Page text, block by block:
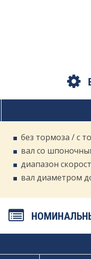
без тормоза / c
вал со
диапазон
вал диаметром